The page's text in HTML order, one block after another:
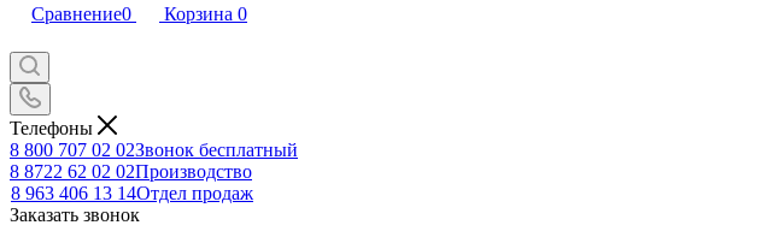
Сравнение0 Корзина 0
Телефоны
8 800 707 02 02Звонок бесплатный
8 8722 62 02 02Производство
8 963 406 13 14Отдел продаж
Заказать звонок